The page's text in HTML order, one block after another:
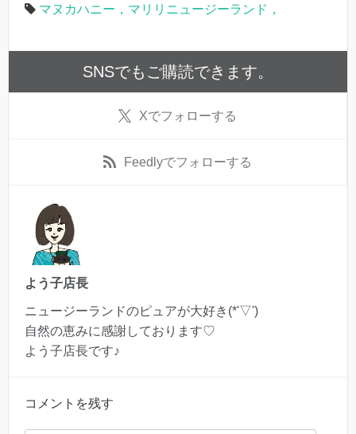
マヌカハニー，マリリニュージーランド，
SNSでもご購読できます。
Xでフォローする
Feedlyでフォローする
よう子店長
ニュージーランドのピュアが大好き(*'▽')
自然の恵みに感謝しております♡
よう子店長です♪
コメントを残す